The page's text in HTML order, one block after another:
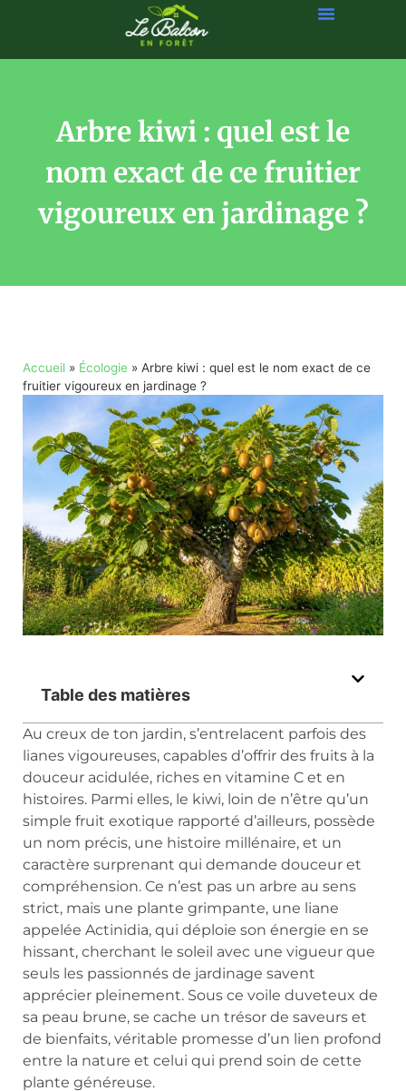
Arbre kiwi : quel est le
nom exact de ce fruitier
vigoureux en jardinage ?
Accueil » Écologie » Arbre kiwi : quel est le nom exact de ce
fruitier vigoureux en jardinage ?
Table des matières
Au creux de ton jardin, s’entrelacent parfois des
lianes vigoureuses, capables d’offrir des fruits à la
douceur acidulée, riches en vitamine C et en
histoires. Parmi elles, le kiwi, loin de n’être qu’un
simple fruit exotique rapporté d’ailleurs, possède
un nom précis, une histoire millénaire, et un
caractère surprenant qui demande douceur et
compréhension. Ce n’est pas un arbre au sens
strict, mais une plante grimpante, une liane
appelée Actinidia, qui déploie son énergie en se
hissant, cherchant le soleil avec une vigueur que
seuls les passionnés de jardinage savent
apprécier pleinement. Sous ce voile duveteux de
sa peau brune, se cache un trésor de saveurs et
de bienfaits, véritable promesse d’un lien profond
entre la nature et celui qui prend soin de cette
plante généreuse.